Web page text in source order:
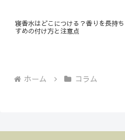
寝香水はどこにつける？香りを長持
すめの付け方と注意点
ホーム コラム